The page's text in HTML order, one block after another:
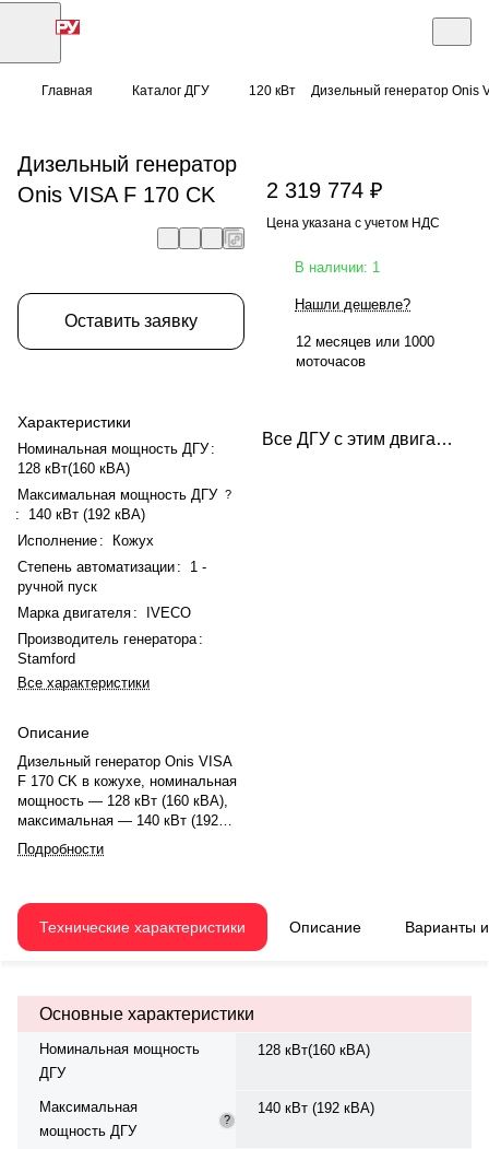
Главная Каталог ДГУ 120 кВт Дизельный генератор Onis
Дизельный генератор
Onis VISA F 170 CK
Оставить заявку
Характеристики
Номинальная мощность ДГУ :
128 кВт(160 кВА)
Максимальная мощность ДГУ ?
:
140 кВт (192 кВА)
Исполнение :
Кожух
Степень автоматизации :
1 -
ручной пуск
Марка двигателя :
IVECO
Производитель генератора :
Stamford
Все характеристики
Описание
Дизельный генератор Onis VISA
F 170 CK в кожухе, номинальная
мощность — 128 кВт (160 кВА),
максимальная — 140 кВт (192
кВА). Двигатель IVECO N67TM4,
рядный, 6 цилиндров,
1500 об/мин. Генератор Stamford,
синхронный, 50 Гц. Расход
время автономной работы — 10.2
ч. Серия — Cricket, уровень шума
— 4.0. Вес — 1830 кг, габариты:
2944×1150×1870 мм.
12 мес. или 1000 моточасов.
Подробности
2 319 774 ₽
Цена указана с учетом НДС
В наличии: 1
Нашли дешевле?
12 месяцев или 1000
моточасов
Все ДГУ с этим двигателем
Технические характеристики Описание Варианты
Основные характеристики
Номинальная мощность
ДГУ
128 кВт(160 кВА)
Максимальная
мощность ДГУ
?
140 кВт (192 кВА)